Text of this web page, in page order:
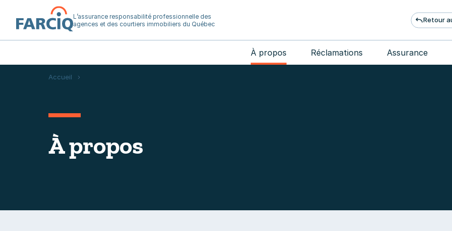
L’assurance responsabilité professionnelle des
agences et des courtiers immobiliers du Québec
Retour
À propos Réclamations Assurance
Accueil
À propos